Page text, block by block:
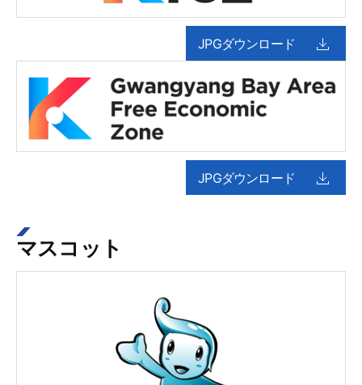
JPGダウンロード
JPGダウンロード
マスコット